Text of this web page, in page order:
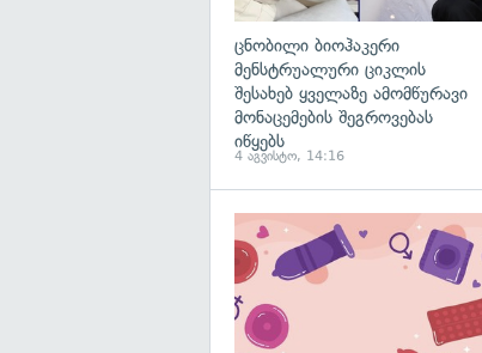
ცნობილი ბიოჰაკერი
მენსტრუალური ციკლის
შესახებ ყველაზე ამომწურავი
მონაცემების შეგროვებას
იწყებს
4 აგვისტო, 14:16